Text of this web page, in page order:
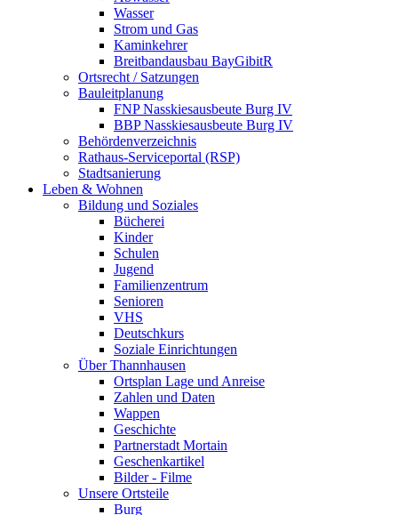
Wasser
Strom und Gas
Kaminkehrer
Breitbandausbau BayGibitR
Ortsrecht / Satzungen
Bauleitplanung
FNP Nasskiesausbeute Burg IV
BBP Nasskiesausbeute Burg IV
Behördenverzeichnis
Rathaus-Serviceportal (RSP)
Stadtsanierung
Leben & Wohnen
Bildung und Soziales
Bücherei
Kinder
Schulen
Jugend
Familienzentrum
Senioren
VHS
Deutschkurs
Soziale Einrichtungen
Über Thannhausen
Ortsplan Lage und Anreise
Zahlen und Daten
Wappen
Geschichte
Partnerstadt Mortain
Geschenkartikel
Bilder - Filme
Unsere Ortsteile
Burg